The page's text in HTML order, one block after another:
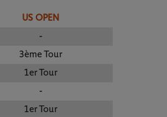
US OPEN
-
3ème Tour
1er Tour
-
1er Tour